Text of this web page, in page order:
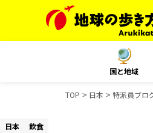
国と地域
TOP 日本 特派員ブロ
日本 飲食